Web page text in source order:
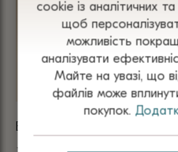
БРЮКИ БЛАКИТНІ 4047
сооkіе із аналітичних
щоб
можливість
аналізувати
Майте на увазі, що
файлів може
покупок.